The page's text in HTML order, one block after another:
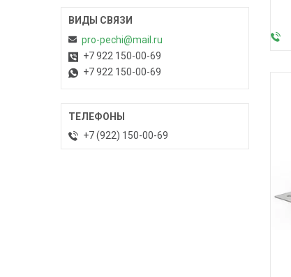
pro-pechi@mail.ru
+7 922 150-00-69
+7 922 150-00-69
+7 (922) 150-00-69